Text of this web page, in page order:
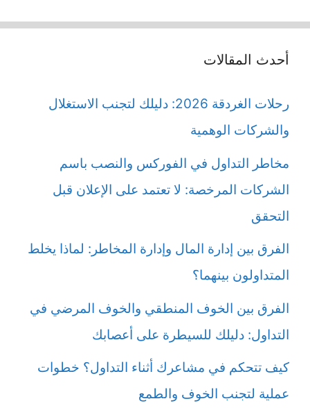
أحدث المقالات
رحلات الغردقة 2026: دليلك لتجنب الاستغلال
والشركات الوهمية
مخاطر التداول في الفوركس والنصب باسم
الشركات المرخصة: لا تعتمد على الإعلان قبل
التحقق
الفرق بين إدارة المال وإدارة المخاطر: لماذا يخلط
المتداولون بينهما؟
الفرق بين الخوف المنطقي والخوف المرضي في
التداول: دليلك للسيطرة على أعصابك
كيف تتحكم في مشاعرك أثناء التداول؟ خطوات
عملية لتجنب الخوف والطمع